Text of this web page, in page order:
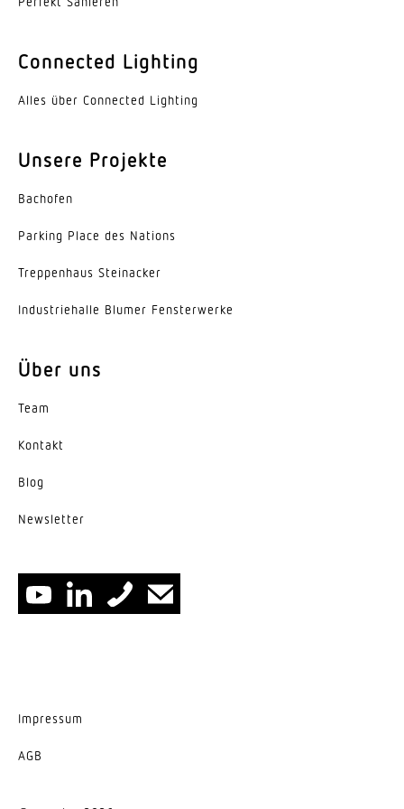
Aluminium
Farbe
Aluminium
60°
Energieeffizienzklasse
C
Herstellergarantie
Variante
Connected Lighting
Alles über Connected Lighting
Unsere Projekte
Bachofen
Parking Place des Nations
Trep­penhaus Steinacker
Indus­trie­halle Blumer Fensterwerke
Über uns
Team
Kontakt
Blog
News­letter
Impressum
AGB